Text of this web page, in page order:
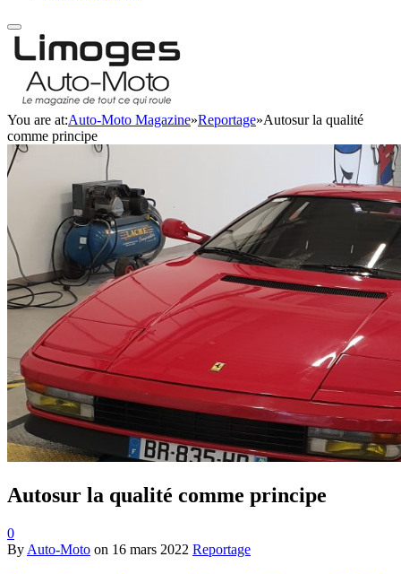
You are at:Auto-Moto Magazine»Reportage»Autosur la qualité
comme principe
Autosur la qualité comme principe
0
By Auto-Moto on 16 mars 2022 Reportage